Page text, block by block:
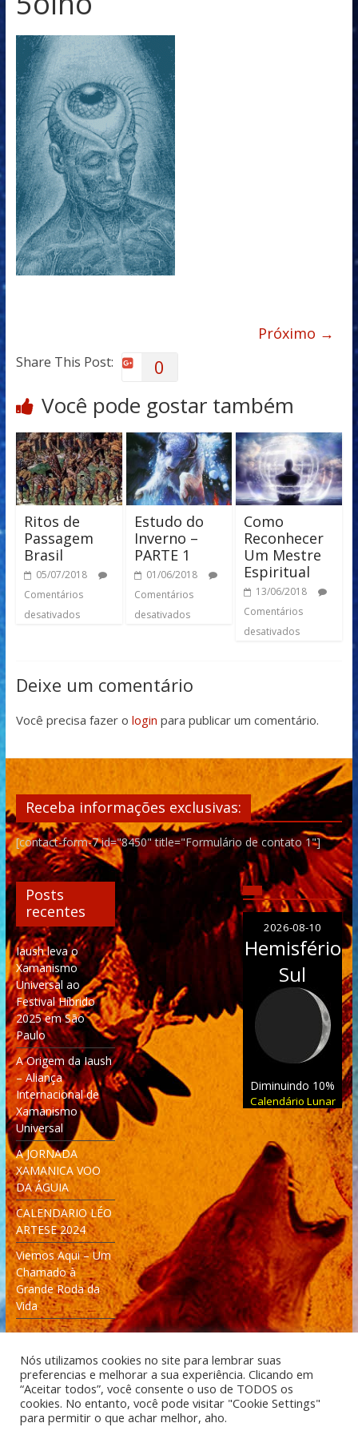
Próximo →
Share This Post: 0
Você pode gostar também
Ritos de
Passagem
Brasil
05/07/2018
Comentários
desativados
Estudo do
Inverno –
PARTE 1
01/06/2018
Comentários
desativados
Como
Reconhecer
Um Mestre
Espiritual
13/06/2018
Comentários
desativados
Deixe um comentário
Você precisa fazer o login para publicar um comentário.
Receba informações exclusivas:
[contact-form-7 id="8450" title="Formulário de contato 1"]
Posts
recentes
Iaush leva o
Xamanismo
Universal ao
Festival Híbrido
2025 em São
Paulo
A Origem da Iaush
– Aliança
Internacional de
Xamanismo
Universal
A JORNADA
XAMANICA VOO
DA ÁGUIA
CALENDARIO LÉO
ARTESE 2024
Viemos Aqui – Um
Chamado à
Grande Roda da
Vida
2026-08-10
Hemisfério
Sul
Diminuindo 10%
Calendário Lunar
Desenvolvido: Moleculas4D - Engenharia Espacial e
Tecnologia [moleculas4d.com.br]
Nós utilizamos cookies no site para lembrar suas
preferencias e melhorar a sua experiência. Clicando em
“Aceitar todos”, você consente o uso de TODOS os
cookies. No entanto, você pode visitar "Cookie Settings"
para permitir o que achar melhor, aho.